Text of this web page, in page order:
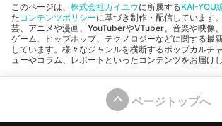
このページは、 株式会社カイユウに所属するKAI-YOU
た コンテンツポリシーに基づき制作・配信しています
芸、アニメや漫画、YouTuberやVTuber、音楽や映像
ゲーム、ヒップホップ、テクノロジーなどに関する最
しています。様々なジャンルを横断するポップカルチ
ューやコラム、レポートといったコンテンツをお届けし
ページトップへ